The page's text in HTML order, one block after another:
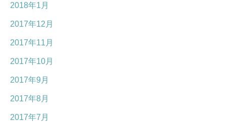
2018年1月
2017年12月
2017年11月
2017年10月
2017年9月
2017年8月
2017年7月